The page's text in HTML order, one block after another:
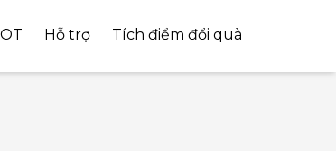
Hỗ trợ Tích điểm đổi quà